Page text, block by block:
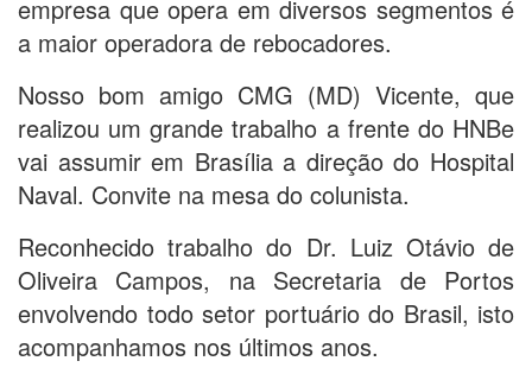
empresa que opera em diversos segmentos é
a maior operadora de rebocadores.
Nosso bom amigo CMG (MD) Vicente, que
realizou um grande trabalho a frente do HNBe
vai assumir em Brasília a direção do Hospital
Naval. Convite na mesa do colunista.
Reconhecido trabalho do Dr. Luiz Otávio de
Oliveira Campos, na Secretaria de Portos
envolvendo todo setor portuário do Brasil, isto
acompanhamos nos últimos anos.